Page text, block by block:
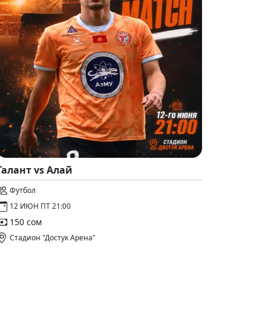
vs Алай
Футбол
12 ИЮН ПТ 21:00
150 сом
Стадион "Достук Арена"